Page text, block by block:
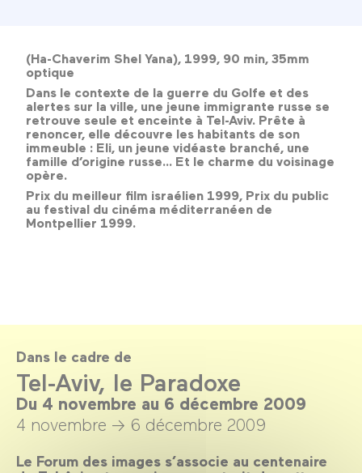
(Ha-Chaverim Shel Yana), 1999, 90 min, 35mm
optique
Dans le contexte de la guerre du Golfe et des
alertes sur la ville, une jeune immigrante russe se
retrouve seule et enceinte à Tel-Aviv. Prête à
renoncer, elle découvre les habitants de son
immeuble : Eli, un jeune vidéaste branché, une
famille d’origine russe... Et le charme du voisinage
opère.
Prix du meilleur film israélien 1999, Prix du public
au festival du cinéma méditerranéen de
Montpellier 1999.
Dans le cadre de
Tel-Aviv, le Paradoxe
Du 4 novembre au 6 décembre 2009
4 novembre → 6 décembre 2009
Le Forum des images s’associe au centenaire